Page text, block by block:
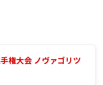
権大会 ノヴァゴリツ